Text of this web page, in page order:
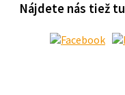
Nájdete nás tiež tu